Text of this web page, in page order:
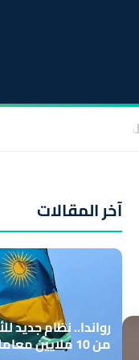
آخر المقالات
رواندا.. نظام جديد
من 10 ملايين